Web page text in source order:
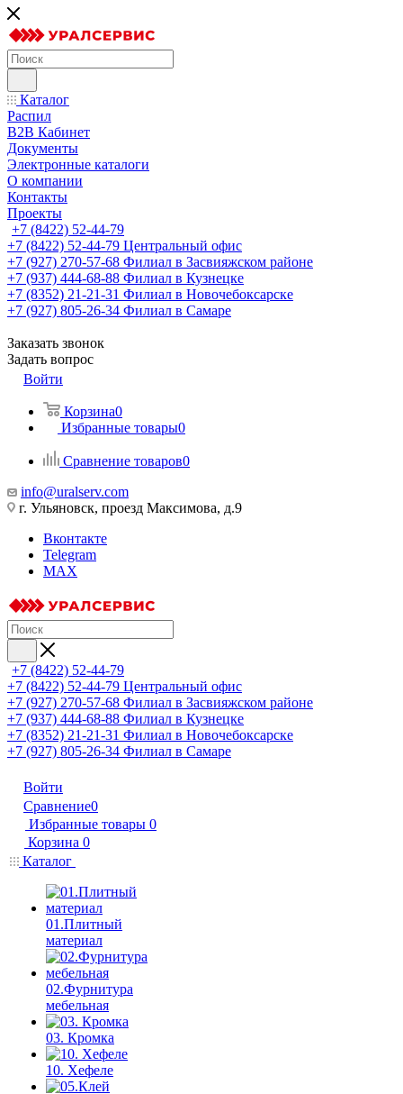
Каталог
Распил
B2B Кабинет
Документы
Электронные каталоги
О компании
Контакты
Проекты
+7 (8422) 52-44-79
+7 (8422) 52-44-79 Центральный офис
+7 (927) 270-57-68 Филиал в Засвияжском районе
+7 (937) 444-68-88 Филиал в Кузнецке
+7 (8352) 21-21-31 Филиал в Новочебоксарске
+7 (927) 805-26-34 Филиал в Самаре
Заказать звонок
Задать вопрос
Войти
Корзина0
Избранные товары0
Сравнение товаров0
info@uralserv.com
г. Ульяновск, проезд Максимова, д.9
Вконтакте
Telegram
MAX
+7 (8422) 52-44-79
+7 (8422) 52-44-79 Центральный офис
+7 (927) 270-57-68 Филиал в Засвияжском районе
+7 (937) 444-68-88 Филиал в Кузнецке
+7 (8352) 21-21-31 Филиал в Новочебоксарске
+7 (927) 805-26-34 Филиал в Самаре
Войти
Сравнение0
Избранные товары 0
Корзина 0
Каталог
01.Плитный
материал
02.Фурнитура
мебельная
03. Кромка
10. Хефеле